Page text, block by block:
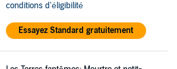
conditions d'éligibilité
Essayez Standard gratuitement